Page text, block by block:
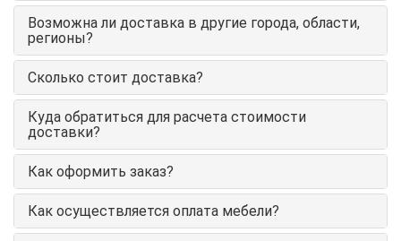
Возможна ли доставка в другие города, области,
регионы?
Сколько стоит доставка?
Куда обратиться для расчета стоимости
доставки?
Как оформить заказ?
Как осуществляется оплата мебели?